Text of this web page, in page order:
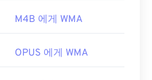
M4B 에게 WMA
OPUS 에게 WMA